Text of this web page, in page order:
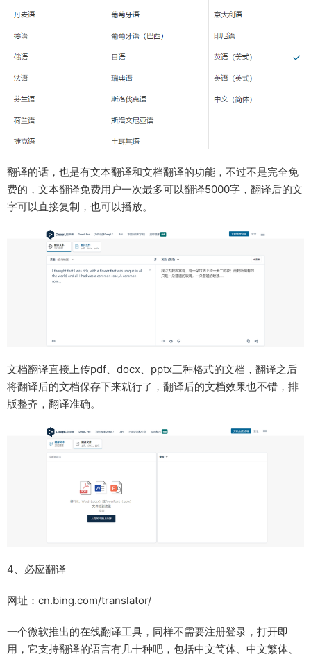
翻译的话，也是有文本翻译和文档翻译的功能，不过不是完全免
费的，文本翻译免费用户一次最多可以翻译5000字，翻译后的文
字可以直接复制，也可以播放。
文档翻译直接上传pdf、docx、pptx三种格式的文档，翻译之后
将翻译后的文档保存下来就行了，翻译后的文档效果也不错，排
版整齐，翻译准确。
4、必应翻译
网址：cn.bing.com/translator/
一个微软推出的在线翻译工具，同样不需要注册登录，打开即
用，它支持翻译的语言有几十种吧，包括中文简体、中文繁体、